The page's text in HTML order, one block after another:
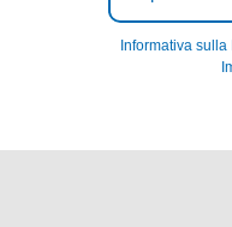
Informativa sulla